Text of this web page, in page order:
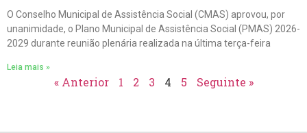
O Conselho Municipal de Assistência Social (CMAS) aprovou, por
unanimidade, o Plano Municipal de Assistência Social (PMAS) 2026-
2029 durante reunião plenária realizada na última terça-feira
Leia mais »
« Anterior 1 2 3 4 5 Seguinte »